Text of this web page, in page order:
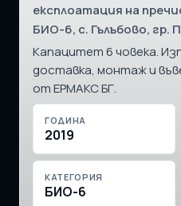
експлоатация на
БИО-6, с. Гълъбово, гр.
Капацитет 6 човека.
доставка, монтаж и
от ЕРМАКС БГ.
ГОДИНА
2019
КАТЕГОРИЯ
БИО-6